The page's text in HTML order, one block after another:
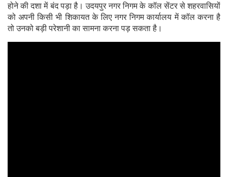
होने की दशा में बंद पड़ा है। उदयपुर नगर निगम के कॉल सेंटर से शहरवासियों
को अपनी किसी भी शिकायत के लिए नगर निगम कार्यालय में कॉल करना है
तो उनको बड़ी परेशानी का सामना करना पड़ सकता है।